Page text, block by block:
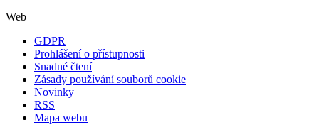
Web
GDPR
Prohlášení o přístupnosti
Snadné čtení
Zásady používání souborů cookie
Novinky
RSS
Mapa webu